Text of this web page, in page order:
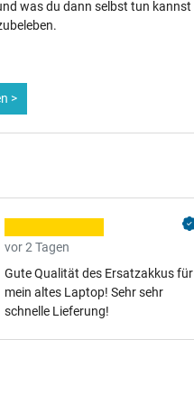
>
vor 2 Tagen
Gute Qualität des Ersatzakkus für
mein altes Laptop! Sehr sehr
schnelle Lieferung!